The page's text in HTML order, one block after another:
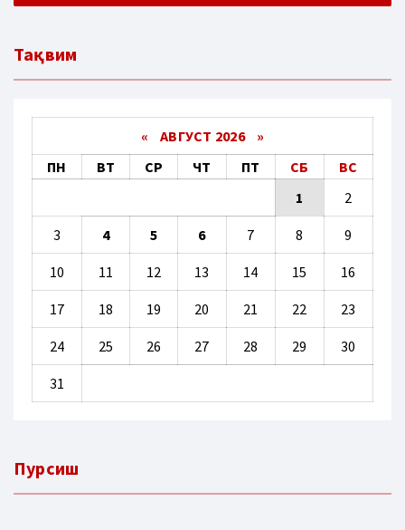
Тақвим
« АВГУСТ 2026 »
ПН
ВТ СР ЧТ ПТ СБ
ВС
1
2
3 4 5 6 7 8 9
10 11 12 13 14 15 16
17 18 19 20 21 22 23
24 25 26 27 28 29 30
31
Пурсиш